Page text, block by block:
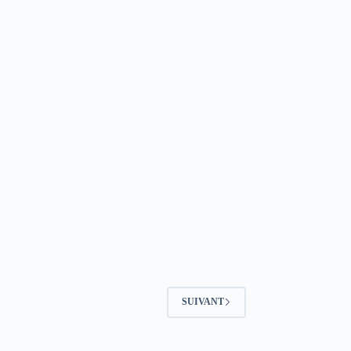
SUIVANT